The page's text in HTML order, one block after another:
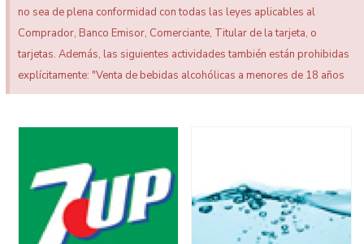
no sea de plena conformidad con todas las leyes aplicables al
Comprador, Banco Emisor, Comerciante, Titular de la tarjeta, o
tarjetas. Además, las siguientes actividades también están prohibidas
explícitamente: "Venta de bebidas alcohólicas a menores de 18 años